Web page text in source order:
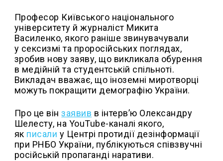
Професор Київського національного
університету й журналіст Микита
Василенко, якого раніше звинувачували
у сексизмі та проросійських поглядах,
зробив нову заяву, що викликала обурення
в медійній та студентській спільноті.
Викладач вважає, що іноземні миротворці
можуть покращити демографію України.
Про це вінзаявив в інтерв’ю Олександру
Шелесту, на YouTube-каналі якого,
як писали у Центрі протидії дезінформації
при РНБО України, публікуються співзвучні
російській пропаганді наративи.